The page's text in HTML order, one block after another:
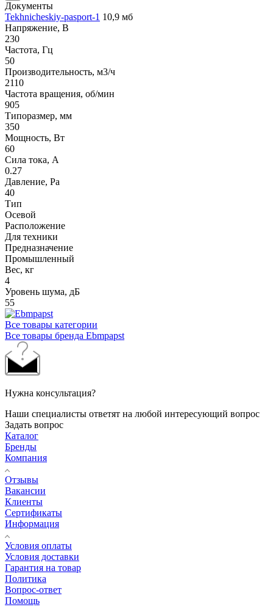
Документы
Tekhnicheskiy-pasport-1 10,9 мб
Напряжение, В
230
Частота, Гц
50
Производительность, м3/ч
2110
Частота вращения, об/мин
905
Типоразмер, мм
350
Мощность, Вт
60
Сила тока, A
0.27
Давление, Pa
40
Тип
Осевой
Расположение
Для техники
Предназначение
Промышленный
Вес, кг
4
Уровень шума, дБ
55
Все товары категории
Все товары бренда Ebmpapst
Нужна консультация?
Наши специалисты ответят на любой интересующий вопрос
Задать вопрос
Каталог
Бренды
Компания
Отзывы
Вакансии
Клиенты
Сертификаты
Информация
Условия оплаты
Условия доставки
Гарантия на товар
Политика
Вопрос-ответ
Помощь